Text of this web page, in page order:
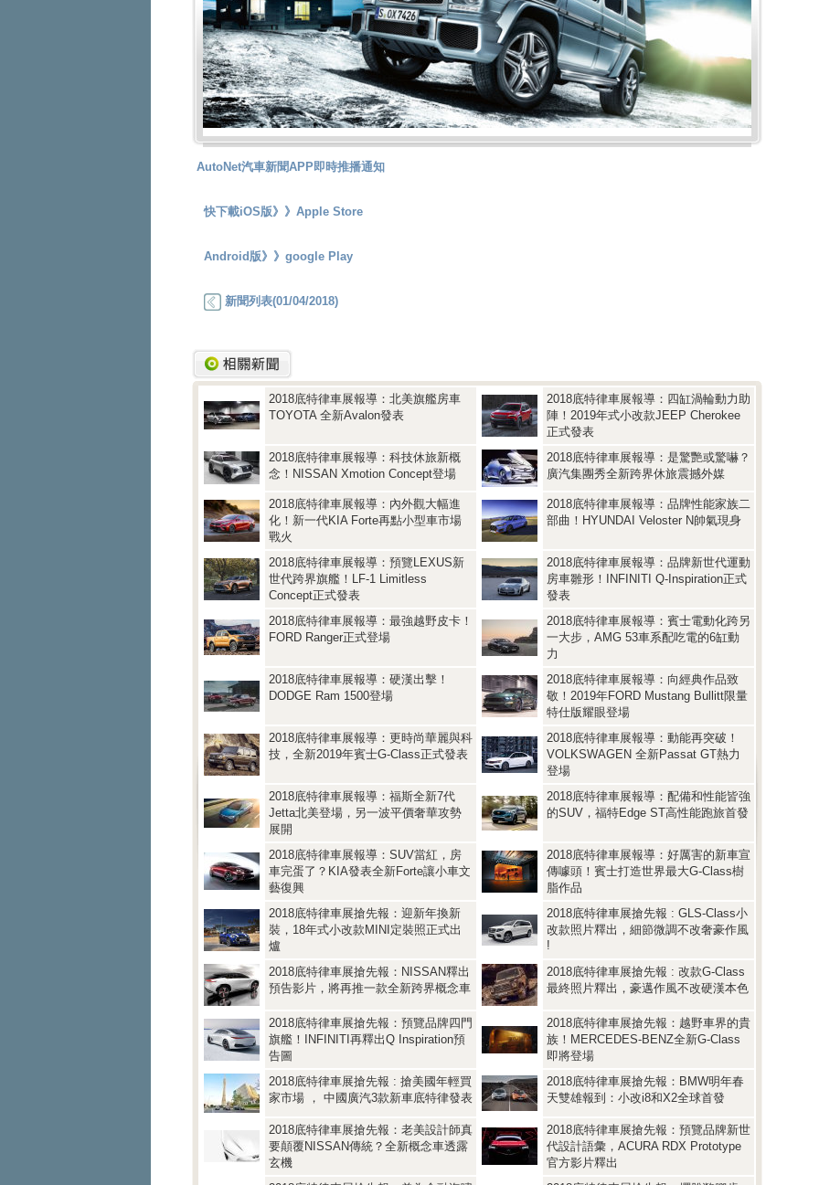
AutoNet汽車新聞APP即時推播通知
快下載iOS版》》 Apple Store
Android版》》 google Play
新聞列表(01/04/2018)
2018底特律車展報導：北美旗艦房車
TOYOTA 全新Avalon發表
2018底特律車展報導：四缸渦輪動力助
陣！2019年式小改款JEEP Cherokee
正式發表
2018底特律車展報導：科技休旅新概
念！NISSAN Xmotion Concept登場
2018底特律車展報導：是驚艷或驚嚇？
廣汽集團秀全新跨界休旅震撼外媒
2018底特律車展報導：內外觀大幅進
化！新一代KIA Forte再點小型車市場
戰火
2018底特律車展報導：品牌性能家族二
部曲！HYUNDAI Veloster N帥氣現身
2018底特律車展報導：預覽LEXUS新
世代跨界旗艦！LF-1 Limitless
Concept正式發表
2018底特律車展報導：品牌新世代運動
房車雛形！INFINITI Q-Inspiration正式
發表
2018底特律車展報導：最強越野皮卡！
FORD Ranger正式登場
2018底特律車展報導：賓士電動化跨另
一大步，AMG 53車系配吃電的6缸動
力
2018底特律車展報導：硬漢出擊！
DODGE Ram 1500登場
2018底特律車展報導：向經典作品致
敬！2019年FORD Mustang Bullitt限量
特仕版耀眼登場
2018底特律車展報導：更時尚華麗與科
技，全新2019年賓士G-Class正式發表
2018底特律車展報導：動能再突破！
VOLKSWAGEN 全新Passat GT熱力
登場
2018底特律車展報導：福斯全新7代
Jetta北美登場，另一波平價奢華攻勢
展開
2018底特律車展報導：配備和性能皆強
的SUV，福特Edge ST高性能跑旅首發
2018底特律車展報導：SUV當紅，房
車完蛋了？KIA發表全新Forte讓小車文
藝復興
2018底特律車展報導：好厲害的新車宣
傳噱頭！賓士打造世界最大G-Class樹
脂作品
2018底特律車展搶先報：迎新年換新
裝，18年式小改款MINI定裝照正式出
爐
2018底特律車展搶先報 : GLS-Class小
改款照片釋出，細節微調不改奢豪作風
!
2018底特律車展搶先報：NISSAN釋出
預告影片，將再推一款全新跨界概念車
2018底特律車展搶先報 : 改款G-Class
最終照片釋出，豪邁作風不改硬漢本色
2018底特律車展搶先報：預覽品牌四門
旗艦！INFINITI再釋出Q Inspiration預
告圖
2018底特律車展搶先報：越野車界的貴
族！MERCEDES-BENZ全新G-Class
即將登場
2018底特律車展搶先報 : 搶美國年輕買
家市場 ， 中國廣汽3款新車底特律發表
2018底特律車展搶先報：BMW明年春
天雙雄報到：小改i8和X2全球首發
2018底特律車展搶先報：老美設計師真
要顛覆NISSAN傳統？全新概念車透露
玄機
2018底特律車展搶先報：預覽品牌新世
代設計語彙，ACURA RDX Prototype
官方影片釋出